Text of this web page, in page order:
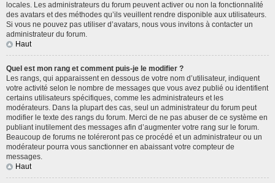
locales. Les administrateurs du forum peuvent activer ou non la fonctionnalité
des avatars et des méthodes qu’ils veuillent rendre disponible aux utilisateurs.
Si vous ne pouvez pas utiliser d’avatars, nous vous invitons à contacter un
administrateur du forum.
Haut
Quel est mon rang et comment puis-je le modifier ?
Les rangs, qui apparaissent en dessous de votre nom d’utilisateur, indiquent
votre activité selon le nombre de messages que vous avez publié ou identifient
certains utilisateurs spécifiques, comme les administrateurs et les
modérateurs. Dans la plupart des cas, seul un administrateur du forum peut
modifier le texte des rangs du forum. Merci de ne pas abuser de ce système en
publiant inutilement des messages afin d’augmenter votre rang sur le forum.
Beaucoup de forums ne toléreront pas ce procédé et un administrateur ou un
modérateur pourra vous sanctionner en abaissant votre compteur de
messages.
Haut